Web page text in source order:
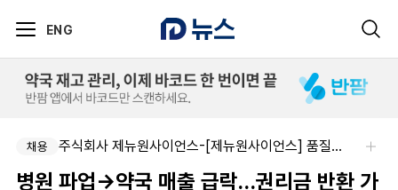
ENG
채용 주식회사 제뉴원사이언스-[제뉴원사이언스] 품질관리약사 모집(경력무관)
병원 파업→약국 매출 급락…권리금 반환 가